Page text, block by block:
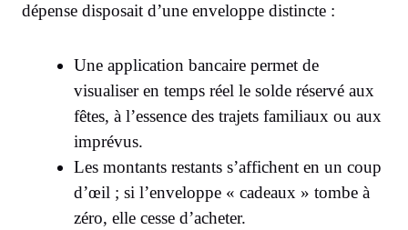
dépense disposait d’une enveloppe distincte :
Une application bancaire permet de
visualiser en temps réel le solde réservé aux
fêtes, à l’essence des trajets familiaux ou aux
imprévus.
Les montants restants s’affichent en un coup
d’œil ; si l’enveloppe « cadeaux » tombe à
zéro, elle cesse d’acheter.